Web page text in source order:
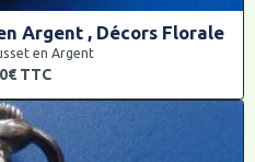
Argent , Décors Florale
en Argent
TTC